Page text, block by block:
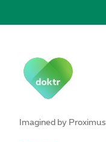
Imagined by Proximus